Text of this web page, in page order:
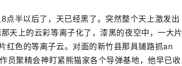
点半以后了，天已经黑了。突然整个天上激发出
天上的云彩等离子化了，漆黑的夜空中，一大片
红色的等离子云。对面的新竹县那具铺路抓an
员聚精会神盯紧熊猫家各个导弹基地，他早已收